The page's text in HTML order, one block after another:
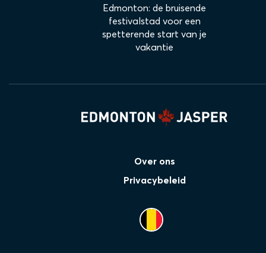
Edmonton: de bruisende
festivalstad voor een
spetterende start van je
vakantie
Over ons
Privacybeleid